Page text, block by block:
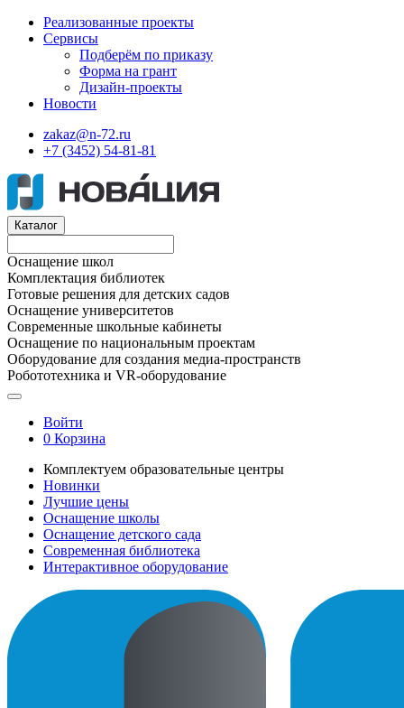
Реализованные проекты
Сервисы
Подберём по приказу
Форма на грант
Дизайн-проекты
Новости
zakaz@n-72.ru
+7 (3452) 54-81-81
Каталог
Оснащение школ
Комплектация библиотек
Готовые решения для детских садов
Оснащение университетов
Современные школьные кабинеты
Оснащение по национальным проектам
Оборудование для создания медиа-пространств
Робототехника и VR-оборудование
Войти
0 Корзина
Комплектуем образовательные центры
Новинки
Лучшие цены
Оснащение школы
Оснащение детского сада
Современная библиотека
Интерактивное оборудование